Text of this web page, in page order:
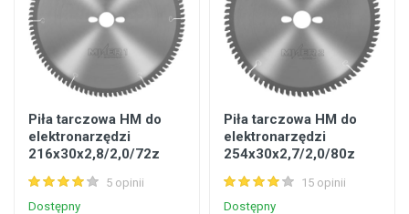
Piła tarczowa HM do
elektronarzędzi
216x30x2,8/2,0/72z
1 Chipboard do ukośnic
5 opinii
Dostępny
Piła tarczowa HM do
elektronarzędzi
254x30x2,7/2,0/80z
2 Wood do ukośnic
15 opinii
Dostępny